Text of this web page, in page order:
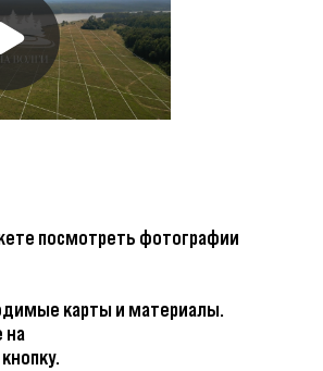
посмотреть фотографии
карты и материалы.
на